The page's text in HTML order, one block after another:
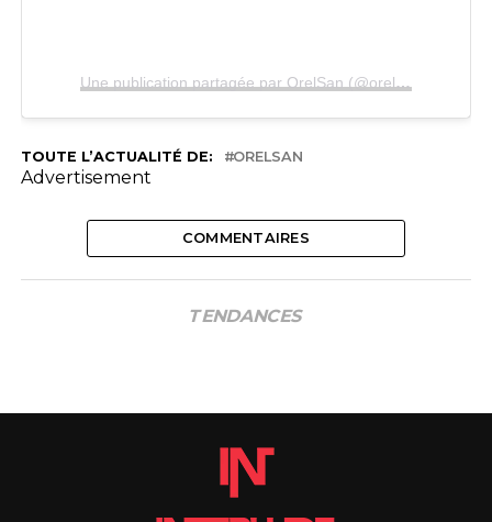
Une publication partagée par OrelSan (@orelsan)
TOUTE L’ACTUALITÉ DE: ORELSAN
Advertisement
COMMENTAIRES
TENDANCES